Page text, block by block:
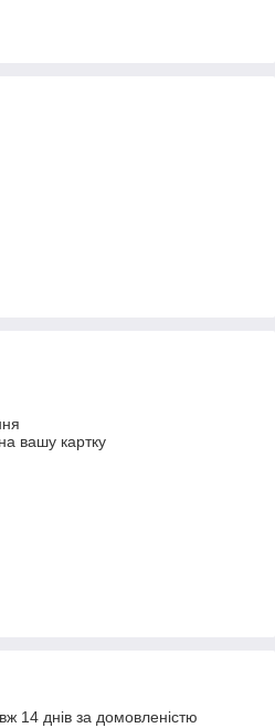
вашу картку
14 днів за домовленістю